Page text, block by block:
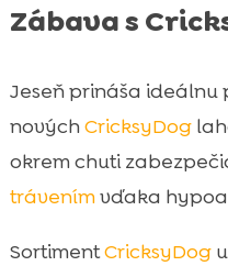
Zábava s
Jeseň prináša
novýchCricksyDog
okrem chuti
trávenímvďaka
SortimentCricksyDog